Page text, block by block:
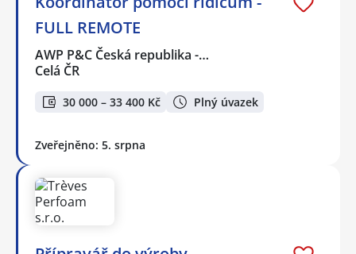
FULL REMOTE
AWP P&C Česká republika -…
Celá ČR
30 000 – 33 400 Kč Plný úvazek
Zveřejněno: 5. srpna